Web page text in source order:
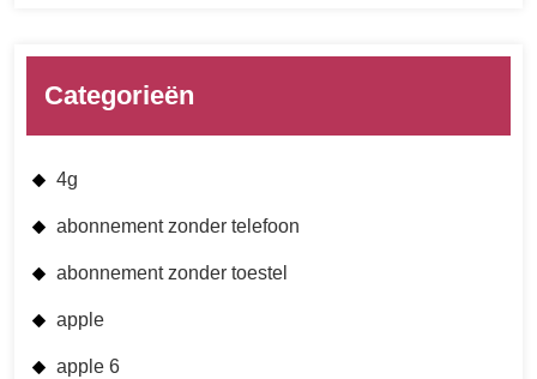
Categorieën
4g
abonnement zonder telefoon
abonnement zonder toestel
apple
apple 6